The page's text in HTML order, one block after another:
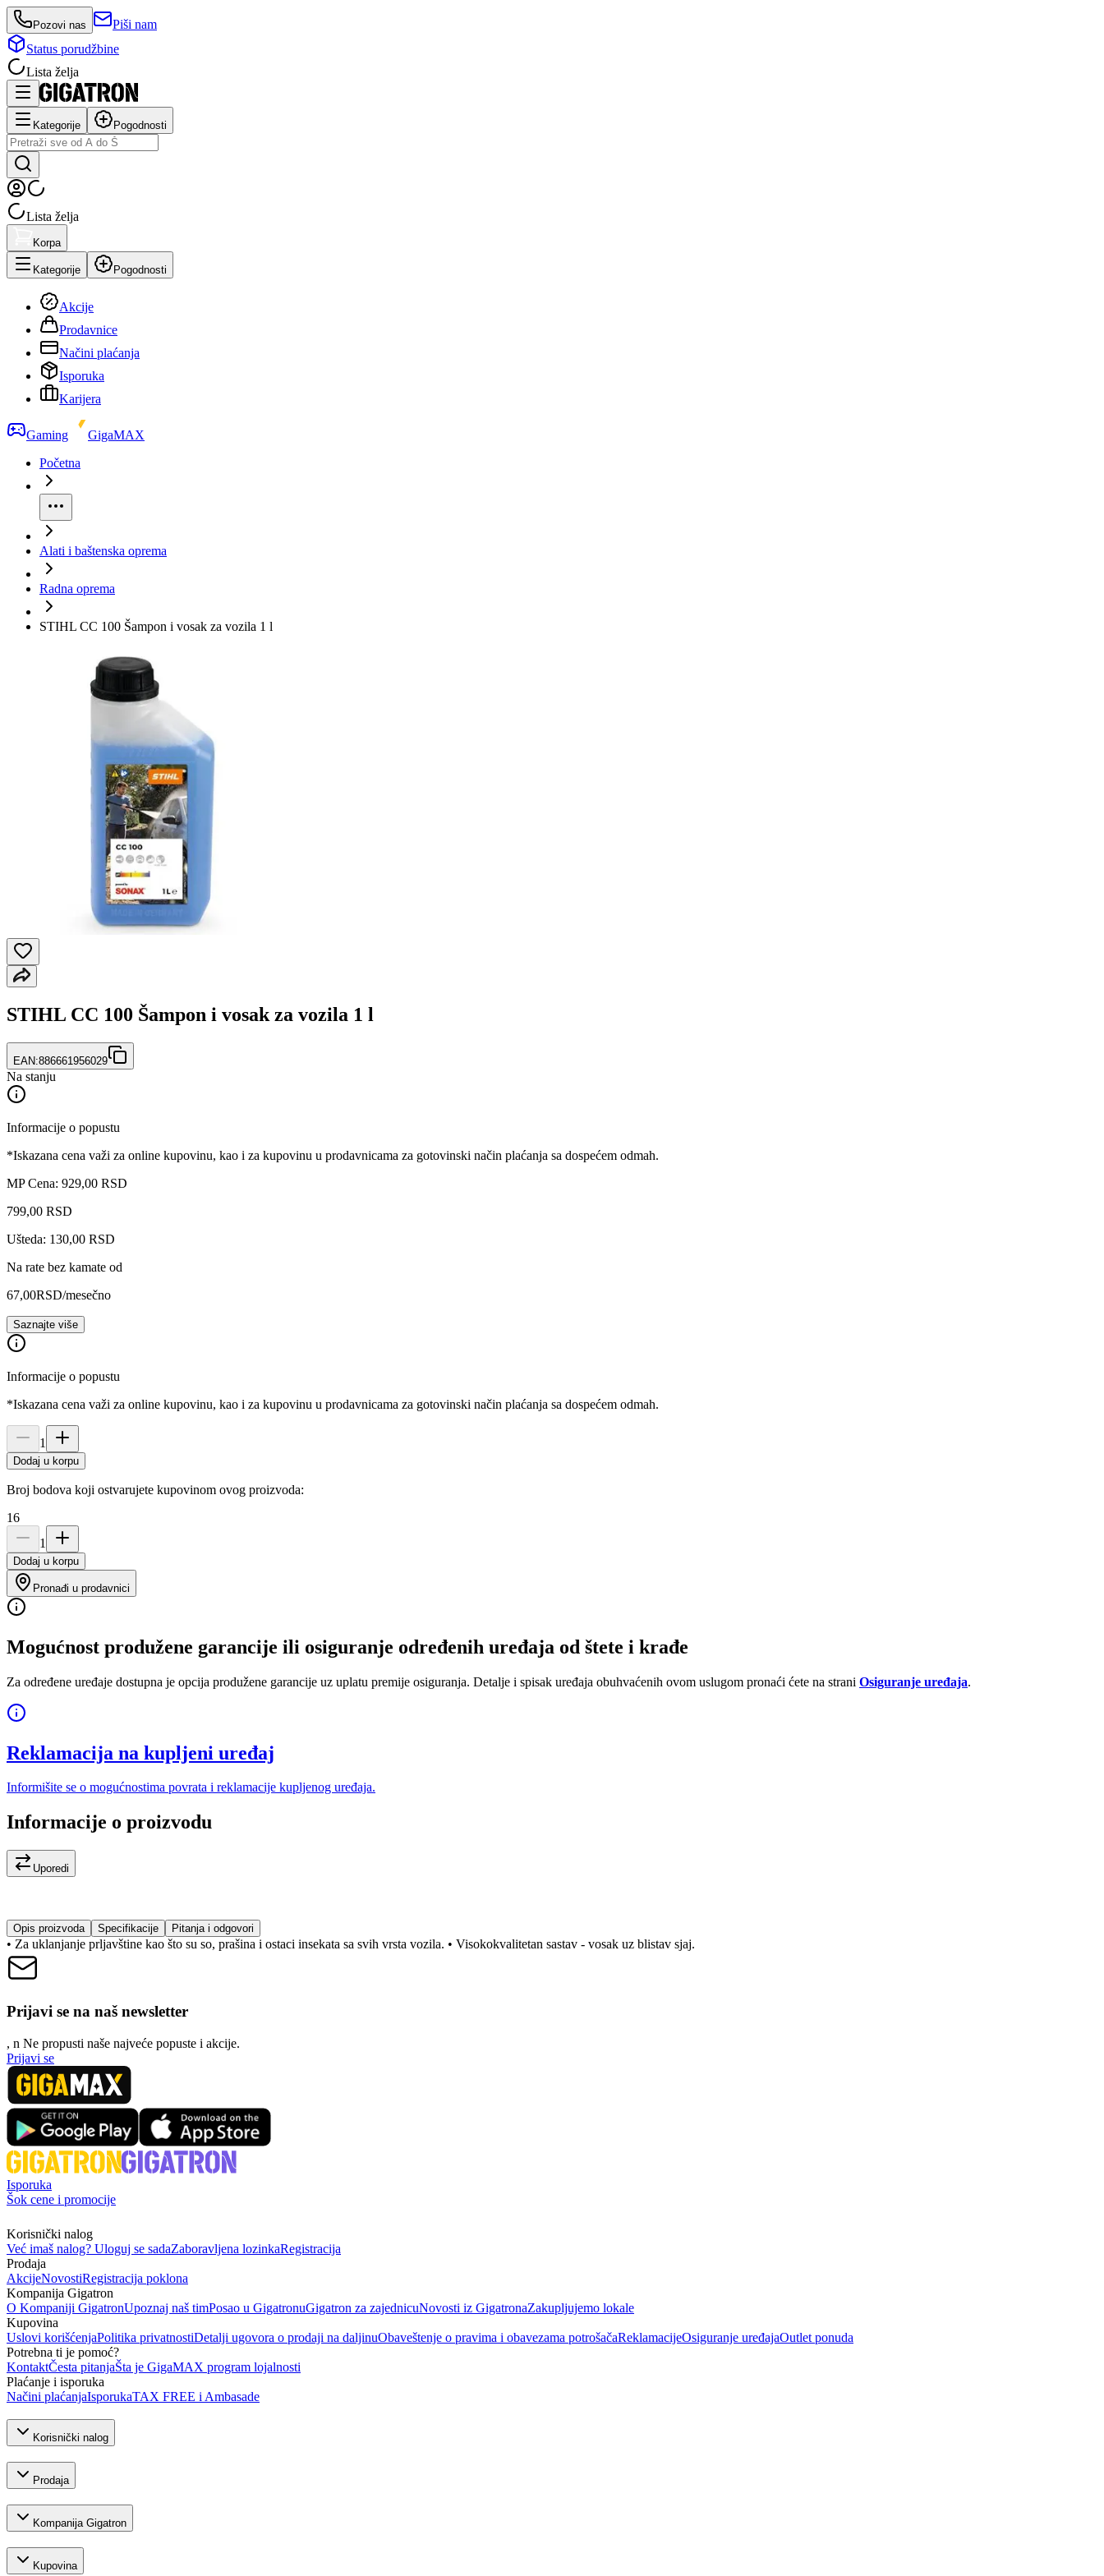
Pozovi nas
Piši nam
Status porudžbine
Lista želja
Kategorije Pogodnosti
Lista želja
Korpa
Kategorije Pogodnosti
Akcije
Prodavnice
Načini plaćanja
Isporuka
Karijera
Gaming
GigaMAX
Početna
Alati i baštenska oprema
Radna oprema
STIHL CC 100 Šampon i vosak za vozila 1 l
STIHL CC 100 Šampon i vosak za vozila 1 l
EAN:886661956029
Na stanju
Informacije o popustu
*Iskazana cena važi za online kupovinu, kao i za kupovinu u prodavnicama za gotovinski način plaćanja sa dospećem odmah.
MP Cena: 929,00 RSD
799,00 RSD
Ušteda: 130,00 RSD
Na rate bez kamate od
67,00RSD/mesečno
Saznajte više
Informacije o popustu
*Iskazana cena važi za online kupovinu, kao i za kupovinu u prodavnicama za gotovinski način plaćanja sa dospećem odmah.
1
Dodaj u korpu
Broj bodova koji ostvarujete kupovinom ovog proizvoda:
16
1
Dodaj u korpu
Pronađi u prodavnici
Mogućnost produžene garancije ili osiguranje određenih uređaja od štete i krađe
Za određene uređaje dostupna je opcija produžene garancije uz uplatu premije osiguranja. Detalje i spisak uređaja obuhvaćenih ovom uslugom pronaći ćete na strani Osiguranje uređaja.
Reklamacija na kupljeni uređaj
Informišite se o mogućnostima povrata i reklamacije kupljenog uređaja.
Informacije o proizvodu
Uporedi
Opis proizvoda Specifikacije Pitanja i odgovori
• Za uklanjanje prljavštine kao što su so, prašina i ostaci insekata sa svih vrsta vozila. • Visokokvalitetan sastav - vosak uz blistav sjaj.
Prijavi se na naš newsletter
, n Ne propusti naše najveće popuste i akcije.
Prijavi se
Isporuka
Šok cene i promocije
Korisnički nalog
Već imaš nalog? Uloguj se sadaZaboravljena lozinkaRegistracija
Prodaja
AkcijeNovostiRegistracija poklona
Kompanija Gigatron
O Kompaniji GigatronUpoznaj naš timPosao u GigatronuGigatron za zajednicuNovosti iz GigatronaZakupljujemo lokale
Kupovina
Uslovi korišćenjaPolitika privatnostiDetalji ugovora o prodaji na daljinuObaveštenje o pravima i obavezama potrošačaReklamacijeOsiguranje uređajaOutlet ponuda
Potrebna ti je pomoć?
KontaktČesta pitanjaŠta je GigaMAX program lojalnosti
Plaćanje i isporuka
Načini plaćanjaIsporukaTAX FREE i Ambasade
Korisnički nalog
Prodaja
Kompanija Gigatron
Kupovina